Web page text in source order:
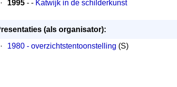
·
1995- - Katwijk in de schilderkunst
(als organisator):
·
1980 - overzichtstentoonstelling (S)